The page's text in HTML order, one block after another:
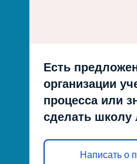
Есть
организации
процесса или
сделать школу
Написать о